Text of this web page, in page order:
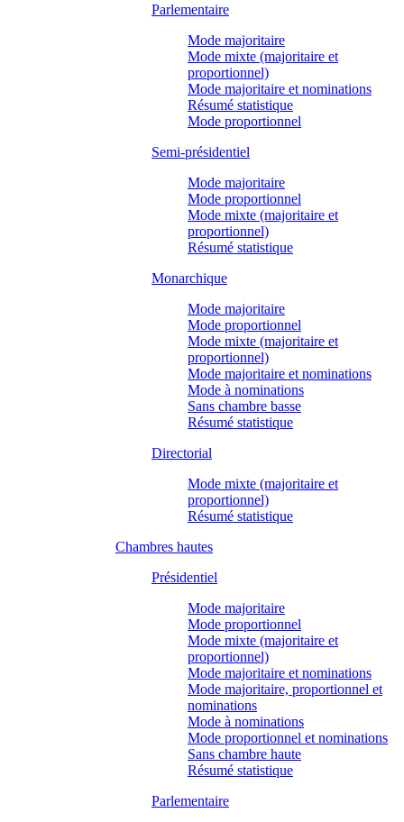
Parlementaire
Mode majoritaire
Mode mixte (majoritaire et
proportionnel)
Mode majoritaire et nominations
Résumé statistique
Mode proportionnel
Semi-présidentiel
Mode majoritaire
Mode proportionnel
Mode mixte (majoritaire et
proportionnel)
Résumé statistique
Monarchique
Mode majoritaire
Mode proportionnel
Mode mixte (majoritaire et
proportionnel)
Mode majoritaire et nominations
Mode à nominations
Sans chambre basse
Résumé statistique
Directorial
Mode mixte (majoritaire et
proportionnel)
Résumé statistique
Chambres hautes
Présidentiel
Mode majoritaire
Mode proportionnel
Mode mixte (majoritaire et
proportionnel)
Mode majoritaire et nominations
Mode majoritaire, proportionnel et
nominations
Mode à nominations
Mode proportionnel et nominations
Sans chambre haute
Résumé statistique
Parlementaire